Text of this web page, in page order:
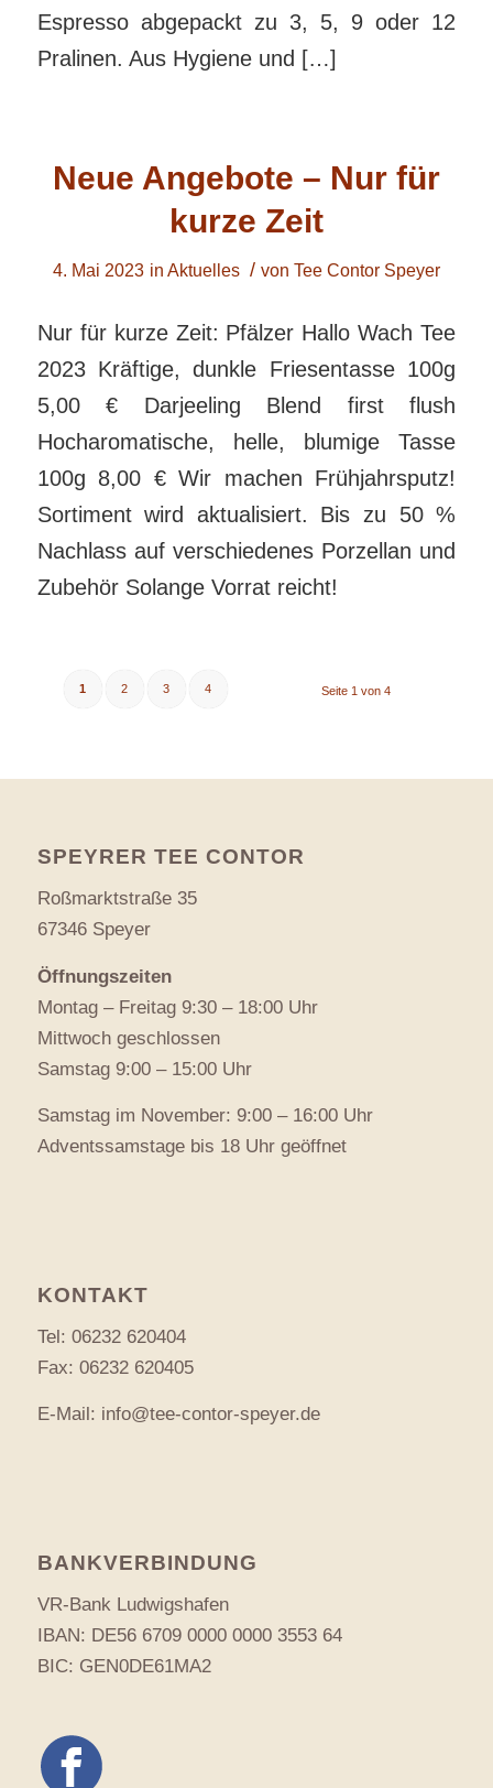
Espresso abgepackt zu 3, 5, 9 oder 12
Pralinen. Aus Hygiene und […]
Neue Angebote – Nur für
kurze Zeit
4. Mai 2023 in Aktuelles / von Tee Contor Speyer
Nur für kurze Zeit: Pfälzer Hallo Wach Tee
2023 Kräftige, dunkle Friesentasse 100g
5,00 € Darjeeling Blend first flush
Hocharomatische, helle, blumige Tasse
100g 8,00 € Wir machen Frühjahrsputz!
Sortiment wird aktualisiert. Bis zu 50 %
Nachlass auf verschiedenes Porzellan und
Zubehör Solange Vorrat reicht!
Seite 1 von 4
1 2 3 4
SPEYRER TEE CONTOR
Roßmarktstraße 35
67346 Speyer
Öffnungszeiten
Montag – Freitag 9:30 – 18:00 Uhr
Mittwoch geschlossen
Samstag 9:00 – 15:00 Uhr
Samstag im November: 9:00 – 16:00 Uhr
Adventssamstage bis 18 Uhr geöffnet
KONTAKT
Tel: 06232 620404
Fax: 06232 620405
E-Mail: info@tee-contor-speyer.de
BANKVERBINDUNG
VR-Bank Ludwigshafen
IBAN: DE56 6709 0000 0000 3553 64
BIC: GEN0DE61MA2